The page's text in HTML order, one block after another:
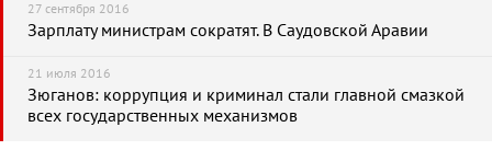
27 сентября 2016
Зарплату министрам сократят. В Саудовской Аравии
21 июля 2016
Зюганов: коррупция и криминал стали главной смазкой
всех государственных механизмов